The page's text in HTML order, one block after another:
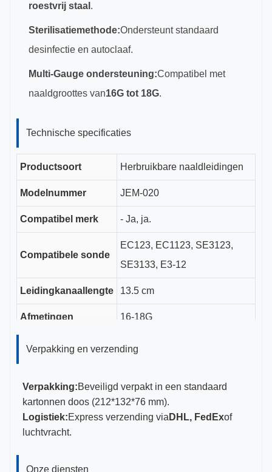
roestvrij staal .
Sterilisatiemethode:Ondersteunt standaard
desinfectie en autoclaaf.
Multi-Gauge ondersteuning:Compatibel met
naaldgroottes van16G tot 18G.
Technische specificaties
Productsoort Herbruikbare naaldleidingen
Modelnummer JEM-020
Compatibel merk - Ja, ja.
Compatibele sonde
EC123, EC1123, SE3123,
SE3133, E3-12
Leidingkanaallengte 13.5 cm
Afmetingen 16-18G
Certificeringen
CE, ISO 13485, FDA
Verpakking en verzending
Verpakking:Beveiligd verpakt in een standaard
kartonnen doos (212*132*76 mm).
Logistiek:Express verzending via DHL, FedExof
luchtvracht.
Onze diensten